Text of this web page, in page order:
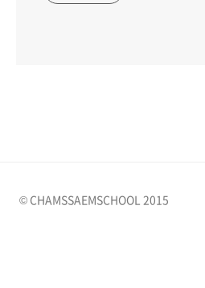
© CHAMSSAEMSCHOOL 2015